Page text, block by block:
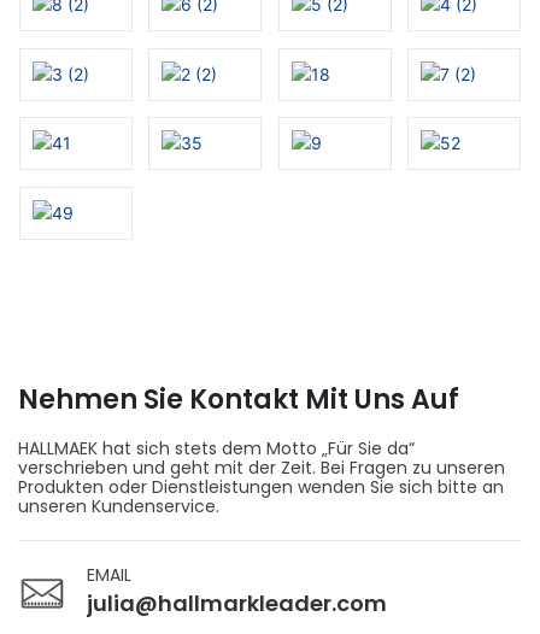
Nehmen Sie Kontakt Mit Uns Auf
HALLMAEK hat sich stets dem Motto „Für Sie da“
verschrieben und geht mit der Zeit. Bei Fragen zu unseren
Produkten oder Dienstleistungen wenden Sie sich bitte an
unseren Kundenservice.
EMAIL
julia@hallmarkleader.com